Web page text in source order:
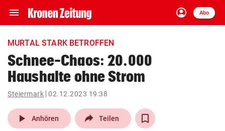
menu Navigation
ein-/ausklappen
account_circle
Anmelden
Abo
close Schließen
account_circle Anmelden
pin_drop
Wien arrow_right
MURTAL STARK BETROFFEN
Schnee-Chaos: 20.000
Haushalte ohne Strom
Steiermark 02.12.2023 19:38
play_arrow Anhören Teilen